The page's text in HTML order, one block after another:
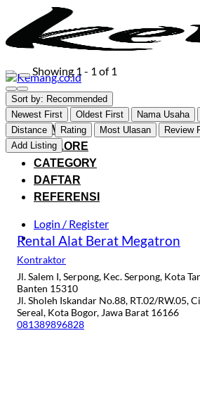
content
HOME
EXPLORE
CATEGORY
DAFTAR
REFERENSI
Login / Register
Showing 1 - 1 of 1
Sort by: Recommended
Newest First
Oldest First Nama Usaha
Distance
Rating Most Ulasan Review
Add Listing
Rental Alat Berat Megatron
Kontraktor
Jl. Salem I, Serpong, Kec. Serpong, Kota
Banten 15310
Jl. Sholeh Iskandar No.88, RT.02/RW.05,
Sereal, Kota Bogor, Jawa Barat 16166
081389896828